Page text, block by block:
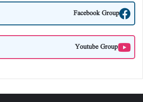
Facebook Group
Youtube Group